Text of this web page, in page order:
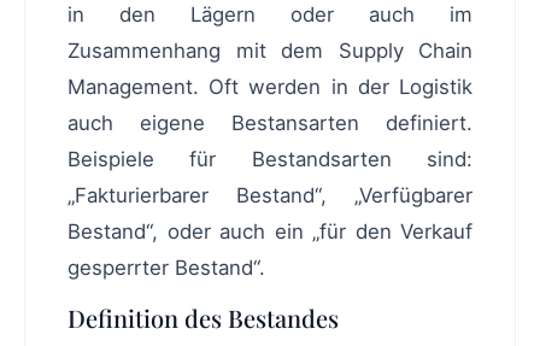
in den Lägern oder auch im
Zusammenhang mit dem Supply Chain
Management. Oft werden in der Logistik
auch eigene Bestansarten definiert.
Beispiele für Bestandsarten sind:
„Fakturierbarer Bestand“, „Verfügbarer
Bestand“, oder auch ein „für den Verkauf
gesperrter Bestand“.
Definition des Bestandes